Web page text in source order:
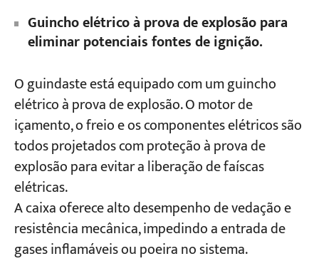
Guincho elétrico à prova de explosão para
eliminar potenciais fontes de ignição.
O guindaste está equipado com um guincho
elétrico à prova de explosão. O motor de
içamento, o freio e os componentes elétricos são
todos projetados com proteção à prova de
explosão para evitar a liberação de faíscas
elétricas.
A caixa oferece alto desempenho de vedação e
resistência mecânica, impedindo a entrada de
gases inflamáveis ou poeira no sistema.